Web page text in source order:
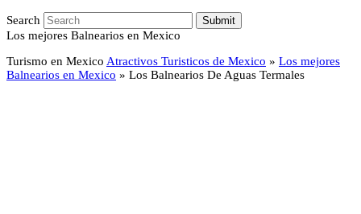
Search Submit
Los mejores Balnearios en Mexico
Turismo en Mexico Atractivos Turisticos de Mexico » Los mejores
Balnearios en Mexico » Los Balnearios De Aguas Termales